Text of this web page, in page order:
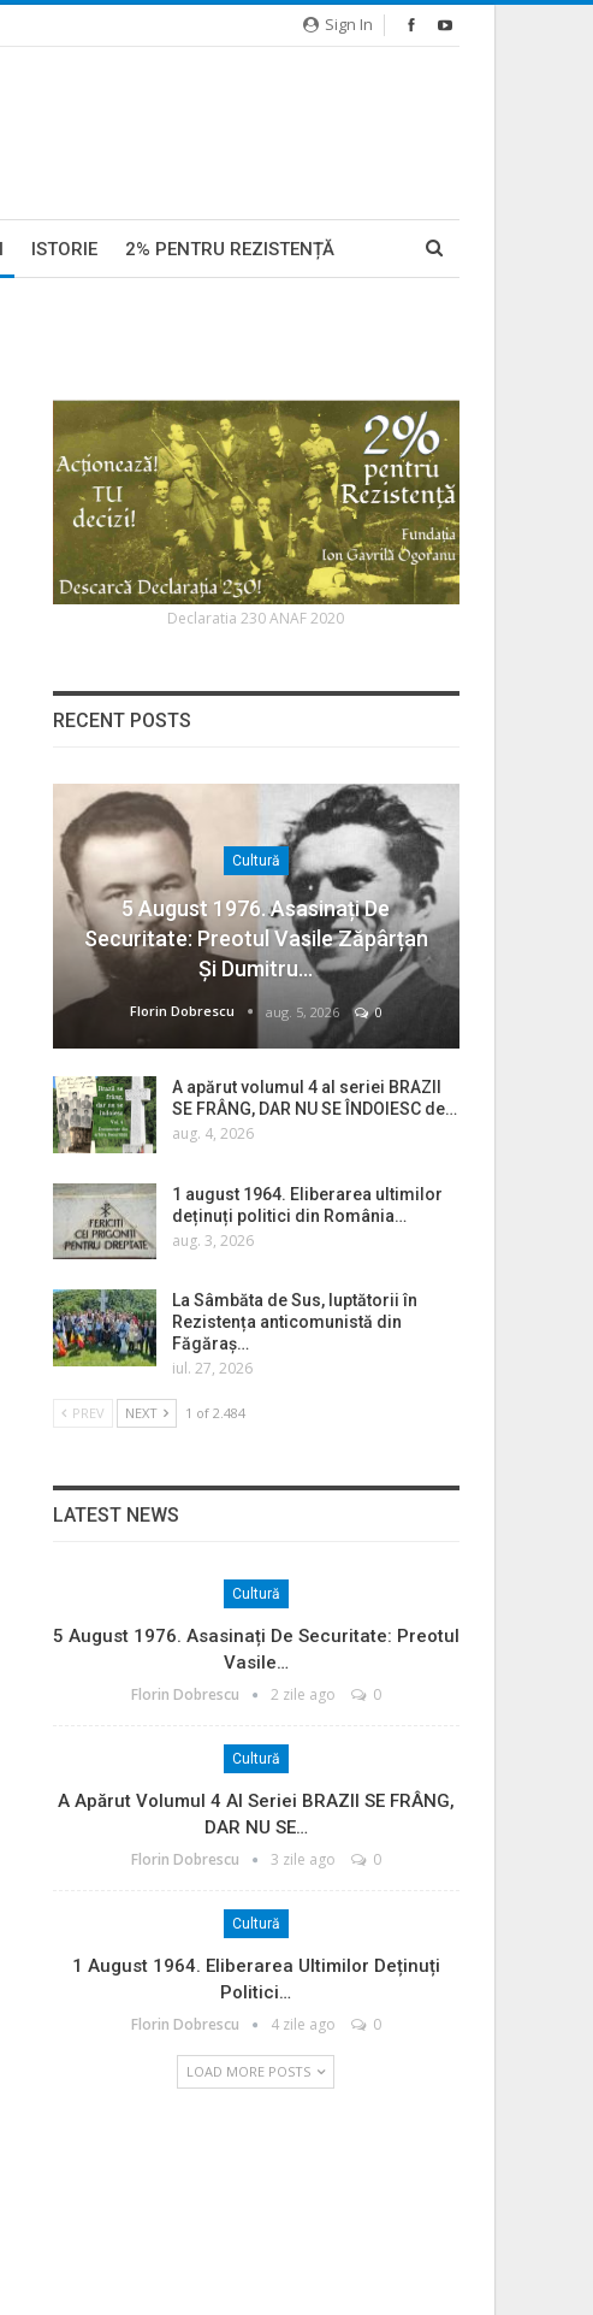
Sign In
ISTORIE 2% PENTRU REZISTENȚĂ
Declaratia 230 ANAF 2020
RECENT POSTS
Cultură
5 August 1976. Asasinați De
Securitate: Preotul Vasile Zăpârțan
Și Dumitru…
Florin Dobrescu aug. 5, 2026 0
A apărut volumul 4 al seriei BRAZII
SE FRÂNG, DAR NU SE ÎNDOIESC de…
aug. 4, 2026
1 august 1964. Eliberarea ultimilor
deținuți politici din România…
aug. 3, 2026
La Sâmbăta de Sus, luptătorii în
Rezistența anticomunistă din
Făgăraș…
iul. 27, 2026
PREV NEXT 1 of 2.484
LATEST NEWS
Cultură
5 August 1976. Asasinați De Securitate: Preotul
Vasile…
Florin Dobrescu 2 zile ago 0
Cultură
A Apărut Volumul 4 Al Seriei BRAZII SE FRÂNG,
DAR NU SE…
Florin Dobrescu 3 zile ago 0
Cultură
1 August 1964. Eliberarea Ultimilor Deținuți
Politici…
Florin Dobrescu 4 zile ago 0
LOAD MORE POSTS